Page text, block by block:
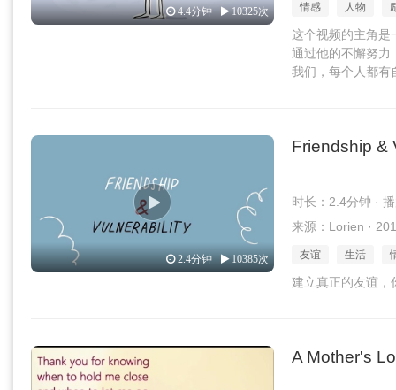
4.4分钟 10325次 情感 人物
这个视频的主角是
通过他的不懈努力
我们，每个人都有
2.4分钟 10385次
Friendship &
时长：2.4分钟 ·
来源：Lorien ·
友谊 生活
建立真正的友谊，
A Mother's